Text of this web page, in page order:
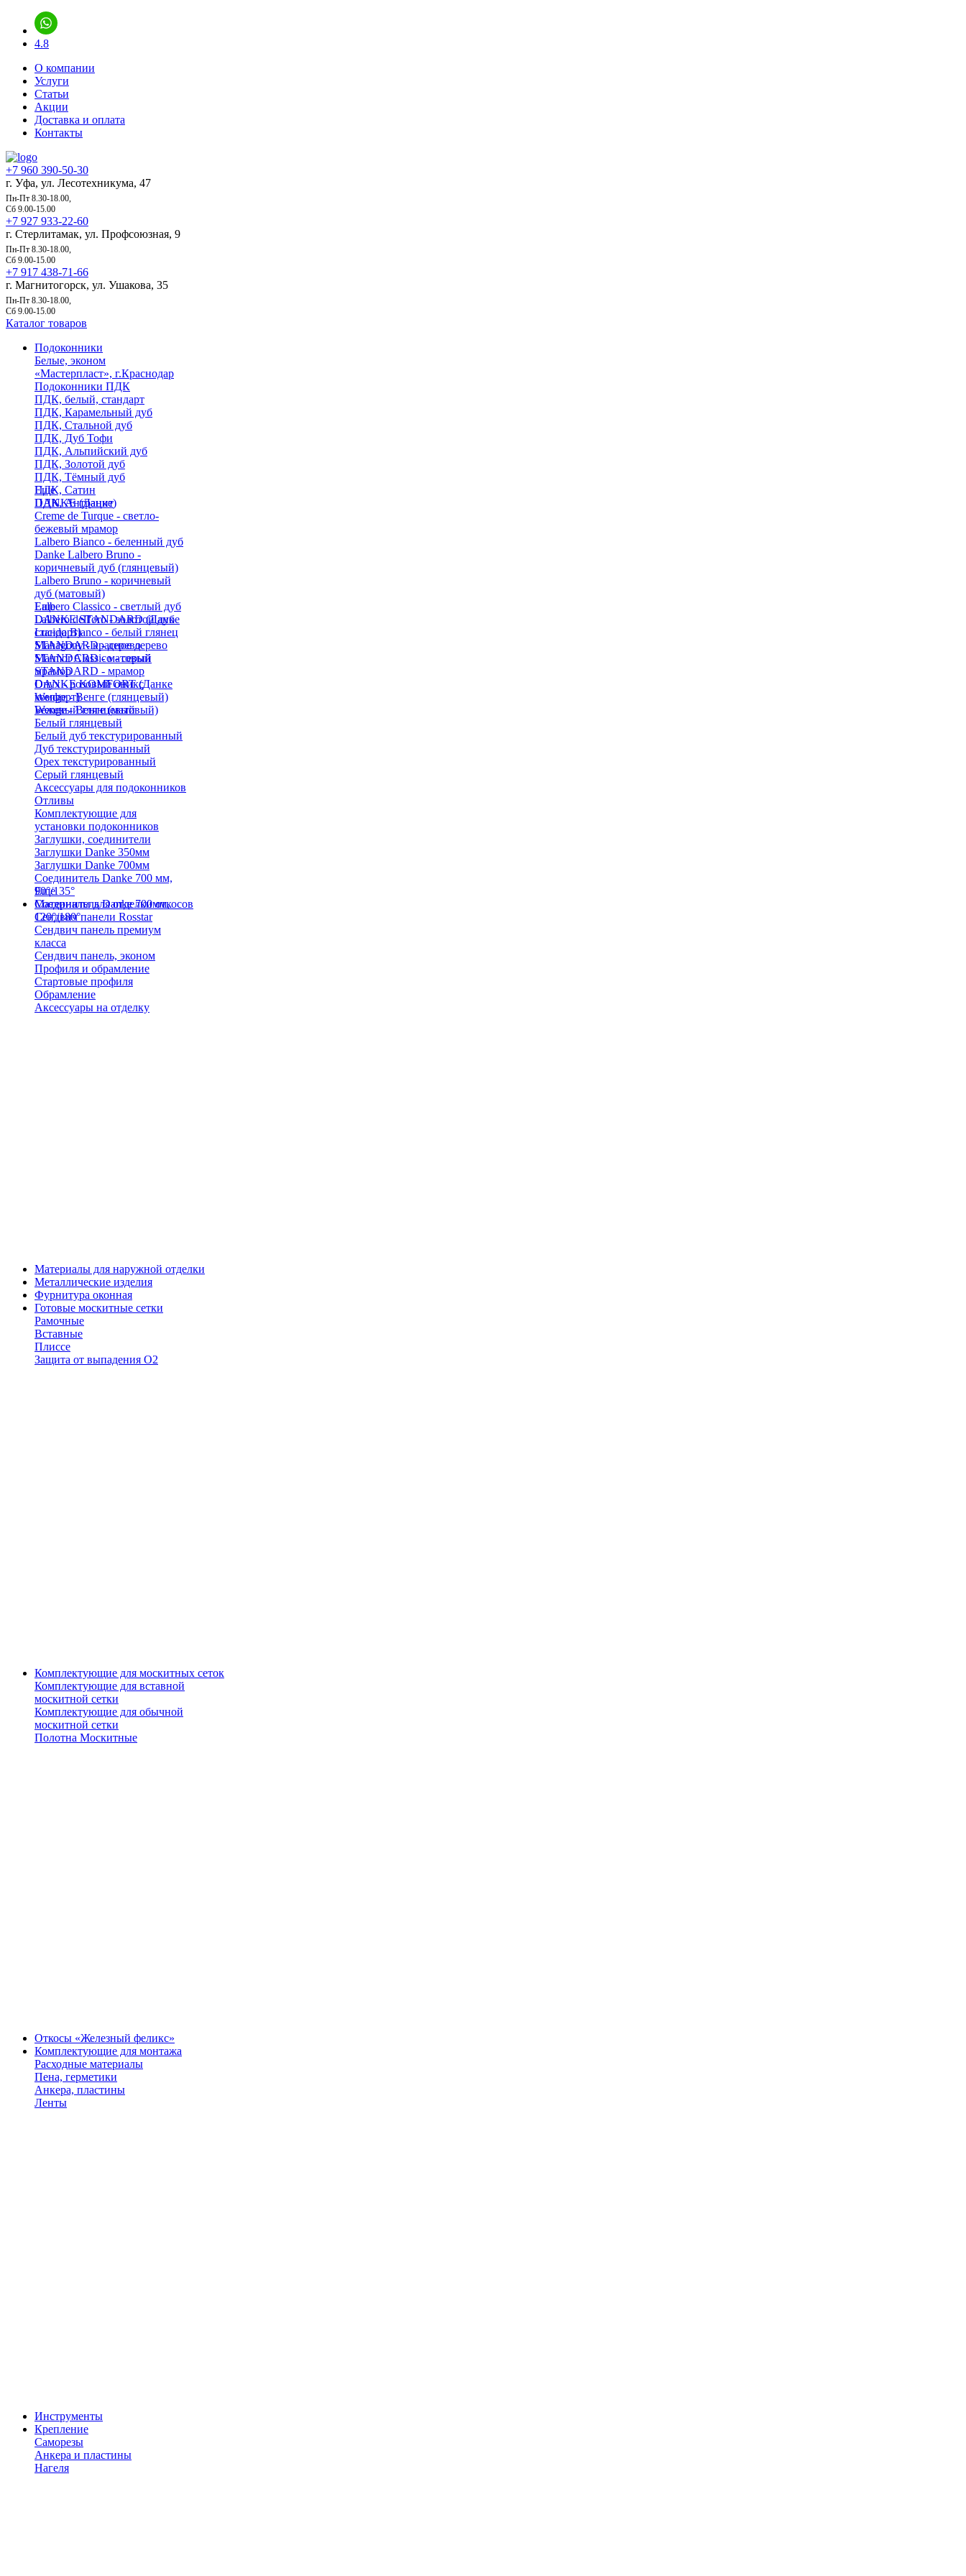
4.8
О компании
Услуги
Статьи
Акции
Доставка и оплата
Контакты
+7 960 390-50-30
г. Уфа, ул. Лесотехникума, 47
Пн-Пт 8.30-18.00,
Сб 9.00-15.00
+7 927 933-22-60
г. Стерлитамак, ул. Профсоюзная, 9
Пн-Пт 8.30-18.00,
Сб 9.00-15.00
+7 917 438-71-66
г. Магнитогорск, ул. Ушакова, 35
Пн-Пт 8.30-18.00,
Сб 9.00-15.00
Каталог товаров
Подоконники
Белые, эконом
«Мастерпласт», г.Краснодар
Подоконники ПДК
ПДК, белый, стандарт
ПДК, Карамельный дуб
ПДК, Стальной дуб
ПДК, Дуб Тофи
ПДК, Альпийский дуб
ПДК, Золотой дуб
ПДК, Тёмный дуб
ПДК, Сатин
ПДК, Антрацит
Еще
DANKE (Данке)
Creme de Turque - светло-
бежевый мрамор
Lalbero Bianco - беленный дуб
Danke Lalbero Bruno -
коричневый дуб (глянцевый)
Lalbero Bruno - коричневый
дуб (матовый)
Lalbero Classico - светлый дуб
Lalbero dell'oro - золотой дуб
Lucido Bianco - белый глянец
Mahagony - красное дерево
Marmor Classico - серый
мрамор
Onyx - розовый оникс
Wenge - Венге (глянцевый)
Wenge - Венге (матовый)
Еще
DANKE STANDARD (Данке
стандарт)
STANDARD - дерево
STANDARD - матовый
STANDARD - мрамор
DANKE KOMFORT (Данке
комфорт)
Бежевый глянцевый
Белый глянцевый
Белый дуб текстурированный
Дуб текстурированный
Орех текстурированный
Серый глянцевый
Аксессуары для подоконников
Отливы
Комплектующие для
установки подоконников
Заглушки, соединители
Заглушки Danke 350мм
Заглушки Danke 700мм
Соединитель Danke 700 мм,
90°/135°
Соединитель Danke 700мм,
120°/180°
Еще
Материалы для отделки откосов
Сендвич панели Rosstar
Сендвич панель премиум
класса
Сендвич панель, эконом
Профиля и обрамление
Стартовые профиля
Обрамление
Аксессуары на отделку
Материалы для наружной отделки
Металлические изделия
Фурнитура оконная
Готовые москитные сетки
Рамочные
Вставные
Плиссе
Защита от выпадения О2
Комплектующие для москитных сеток
Комплектующие для вставной
москитной сетки
Комплектующие для обычной
москитной сетки
Полотна Москитные
Откосы «Железный феликс»
Комплектующие для монтажа
Расходные материалы
Пена, герметики
Анкера, пластины
Ленты
Инструменты
Крепление
Саморезы
Анкера и пластины
Нагеля